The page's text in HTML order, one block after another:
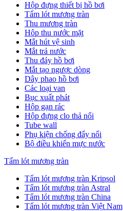
Hộp đựng thiết bị hồ bơi
Tấm lót mương tràn
Thu mương tràn
Hôp thu nước mặt
Mắt hút vệ sinh
Mắt trả nước
Thu đáy hồ bơi
Mắt tạo ngược dòng
Dây phao hồ bơi
Các loại van
Bục xuất phát
Hộp gạn rác
Hộp đựng clo thả nổi
Tube wall
Phụ kiện chống đẩy nổi
Bộ điều khiển mực nước
Tấm lót mương tràn
Tấm lót mương tràn Kripsol
Tấm lót mương tràn Astral
Tấm lót mương tràn China
Tấm lót mương tràn Việt Nam